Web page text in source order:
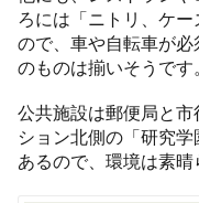
ろには「ニトリ、ケ
ので、車や自転車が必
のものは揃いそうです
公共施設は郵便局と
ション北側の「研究
あるので、環境は素晴